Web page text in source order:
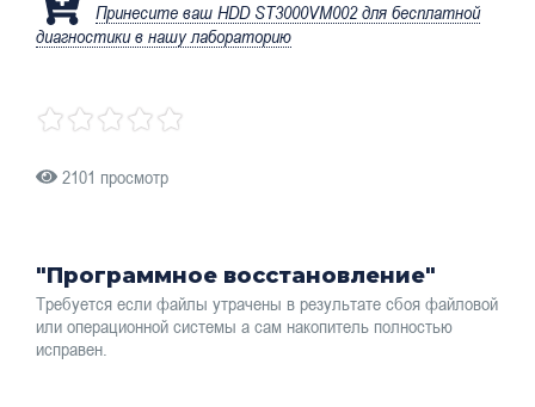
Принесите ваш HDD ST3000VM002 для бесплатной
диагностики в нашу лабораторию
2101 просмотр
"Программное восстановление"
Требуется если файлы утрачены в результате сбоя файловой
или операционной системы а сам накопитель полностью
исправен.